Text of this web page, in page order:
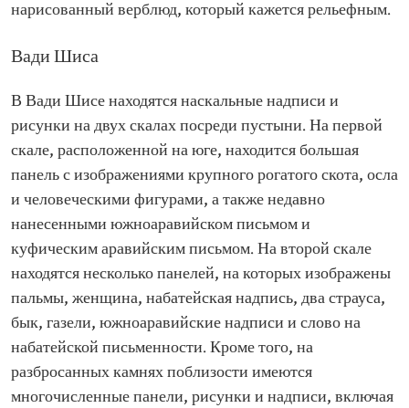
нарисованный верблюд, который кажется рельефным.
Вади Шиса
В Вади Шисе находятся наскальные надписи и
рисунки на двух скалах посреди пустыни. На первой
скале, расположенной на юге, находится большая
панель с изображениями крупного рогатого скота, осла
и человеческими фигурами, а также недавно
нанесенными южноаравийском письмом и
куфическим аравийским письмом. На второй скале
находятся несколько панелей, на которых изображены
пальмы, женщина, набатейская надпись, два страуса,
бык, газели, южноаравийские надписи и слово на
набатейской письменности. Кроме того, на
разбросанных камнях поблизости имеются
многочисленные панели, рисунки и надписи, включая